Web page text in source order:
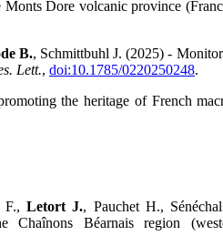
Dore volcanic province
B., Schmittbuhl J. (2025) -
Lett., doi:10.1785/0220250248.
the heritage of French
F.,Letort J., Pauchet H.,
Béarnais region